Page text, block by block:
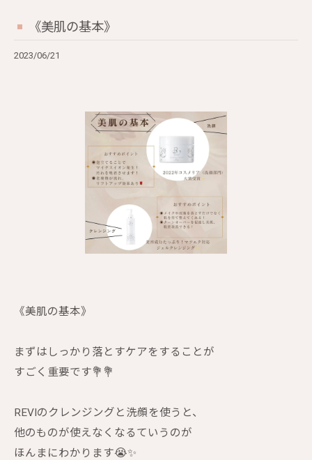
《美肌の基本》
2023/06/21
《美肌の基本》
まずはしっかり落とすケアをすることが
すごく重要です💐💐
REVIのクレンジングと洗顔を使うと、
他のものが使えなくなるていうのが
ほんまにわかります😭✨